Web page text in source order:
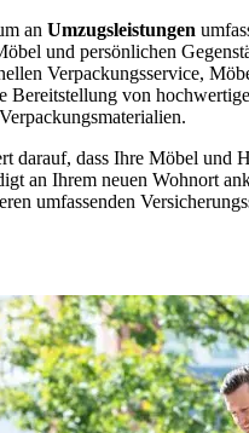
an Umzugsleistungen
und persönlichen
Verpackungsservice,
Bereitstellung von
darauf, dass Ihre Möbel und
an Ihrem neuen Wohnort
umfassenden